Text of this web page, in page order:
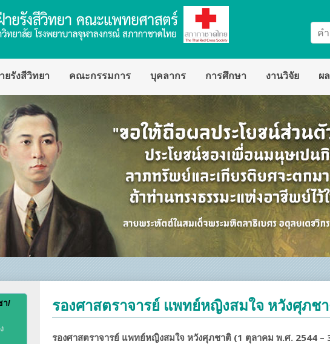
ยรังสีวิทยา
ทัศน์ พันธกิจ
งภาควิชา
าภาควิชา
ใจของภาควิชา
ควิชา/ฝ่ายรังสีวิทยา
นคุณภาพ QA และ HA
กายภาพ
คณะกรรมการ บุคลากร
สาขารังสีรักษาและมะเร็งวิทยา
สาขาเวชศาสตร์นิวเคลียร์
อาจารย์พิเศษ
แพทย์ประจำบ้านต่อยอด
การศึกษา งานวิจัย
ทุนวิจัยและเงินส
จริยธรรมการวิจัย
ผ
า/
รองศาสตราจารย์ แพทย์หญิงสมใจ หวังศุภช
รองศาสตราจารย์ แพทย์หญิงสมใจ หวังศุภชาติ (1 ตุลาคม พ.ศ. 2544 –